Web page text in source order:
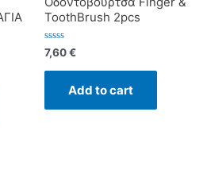
ToothBrush 2pcs
Rated
0
out
7,60€
Add to cart